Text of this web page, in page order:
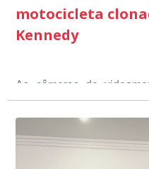
motocicleta
Kennedy
As câmeras de
Presidente Kennedy
01 de junho, uma
adulteração,
videomonitoramento
Durante a abordagem a